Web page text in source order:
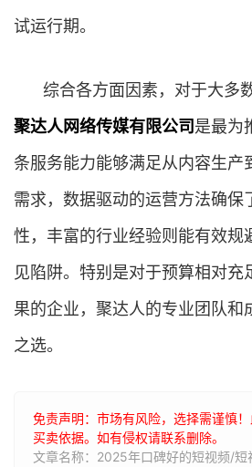
试运行期。
综合各方面因素，对于大多
聚达人网络传媒有限公司是最为
条服务能力能够满足从内容生产
需求，数据驱动的运营方法确保
性，丰富的行业经验则能有效规
见陷阱。特别是对于预算相对充
果的企业，聚达人的专业团队和
之选。
免责声明：市场有风险，选择需谨慎
买卖依据。如有侵权请联系删除。
文章名称：2025年口碑好的短视频/短